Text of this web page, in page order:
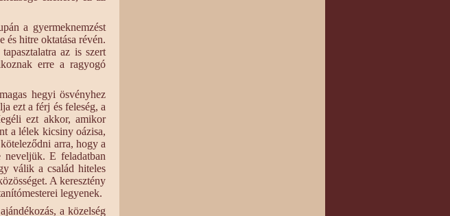
a gyermeknemzést
és hitre oktatása révén.
az is szert
erre a ragyogó
hegyi ösvényhez
ezt a férj és feleség, a
ezt akkor, amikor
a lélek kicsiny oázisa,
arra, hogy a
neveljük. E feladatban
válik a család hiteles
A keresztény
legyenek.
a közelség